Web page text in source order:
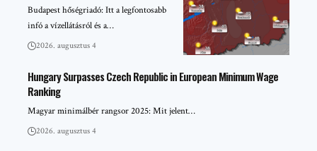
Budapest hőségriadó: Itt a legfontosabb
infó a vízellátásról és a…
2026. augusztus 4
Hungary Surpasses Czech Republic in European Minimum Wage
Ranking
Magyar minimálbér rangsor 2025: Mit jelent…
2026. augusztus 4